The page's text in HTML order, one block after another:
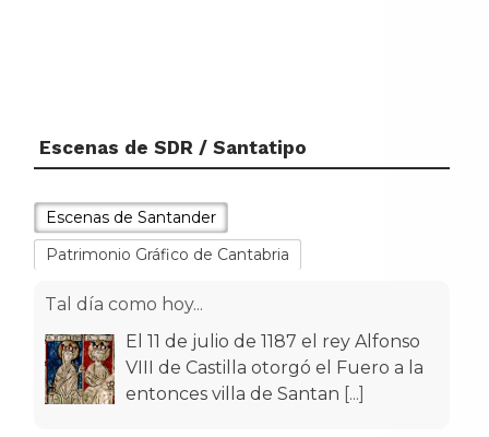
Escenas de SDR / Santatipo
Escenas de Santander
Patrimonio Gráfico de Cantabria
Tal día como hoy...
El 11 de julio de 1187 el rey Alfonso
VIII de Castilla otorgó el Fuero a la
entonces villa de Santan [...]